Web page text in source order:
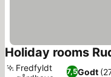
Holiday rooms
7,5Godt
Fredfyldt